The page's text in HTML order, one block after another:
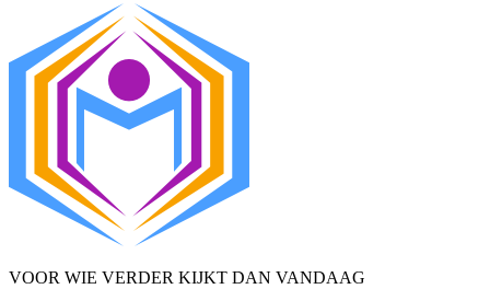
VOOR WIE VERDER KIJKT DAN VANDAAG